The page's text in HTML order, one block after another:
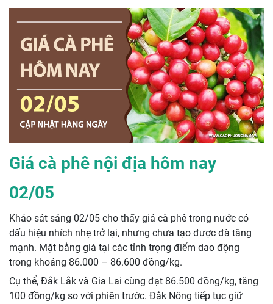
Giá cà phê nội địa hôm nay
02/05
Khảo sát sáng 02/05 cho thấy giá cà phê trong nước có
dấu hiệu nhích nhẹ trở lại, nhưng chưa tạo được đà tăng
mạnh. Mặt bằng giá tại các tỉnh trọng điểm dao động
trong khoảng 86.000 – 86.600 đồng/kg.
Cụ thể, Đắk Lắk và Gia Lai cùng đạt 86.500 đồng/kg, tăng
100 đồng/kg so với phiên trước. Đắk Nông tiếp tục giữ